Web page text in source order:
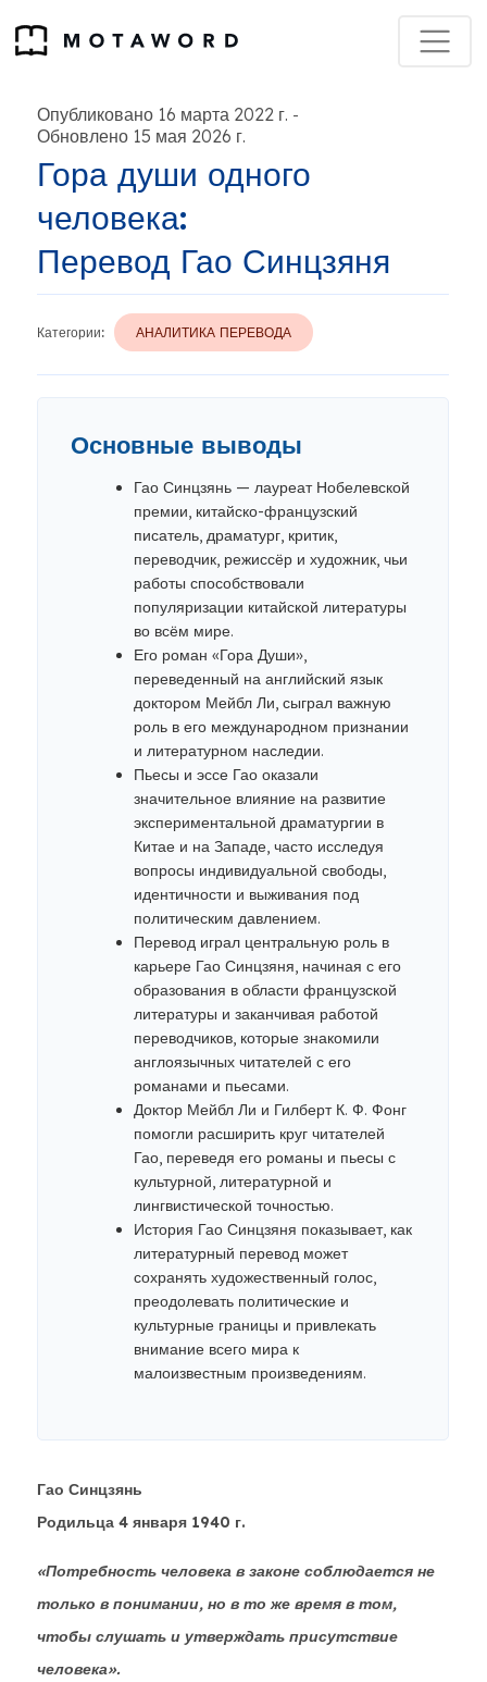
Опубликовано 16 марта 2022 г. -
Обновлено 15 мая 2026 г.
Гора души одного
человека:
Перевод Гао Синцзяня
Категории: АНАЛИТИКА ПЕРЕВОДА
Основные выводы
Гао Синцзянь — лауреат Нобелевской
премии, китайско-французский
писатель, драматург, критик,
переводчик, режиссёр и художник, чьи
работы способствовали
популяризации китайской литературы
во всём мире.
Его роман «Гора Души»,
переведенный на английский язык
доктором Мейбл Ли, сыграл важную
роль в его международном признании
и литературном наследии.
Пьесы и эссе Гао оказали
значительное влияние на развитие
экспериментальной драматургии в
Китае и на Западе, часто исследуя
вопросы индивидуальной свободы,
идентичности и выживания под
политическим давлением.
Перевод играл центральную роль в
карьере Гао Синцзяня, начиная с его
образования в области французской
литературы и заканчивая работой
переводчиков, которые знакомили
англоязычных читателей с его
романами и пьесами.
Доктор Мейбл Ли и Гилберт К. Ф. Фонг
помогли расширить круг читателей
Гао, переведя его романы и пьесы с
культурной, литературной и
лингвистической точностью.
История Гао Синцзяня показывает, как
литературный перевод может
сохранять художественный голос,
преодолевать политические и
культурные границы и привлекать
внимание всего мира к
малоизвестным произведениям.
Гао Синцзянь
Родильца 4 января 1940 г.
«Потребность человека в законе соблюдается не
только в понимании, но в то же время в том,
чтобы слушать и утверждать присутствие
человека».